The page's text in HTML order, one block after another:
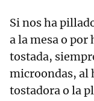
Si nos ha
a la mesa o por
tostada,
microondas, al
tostadora o la